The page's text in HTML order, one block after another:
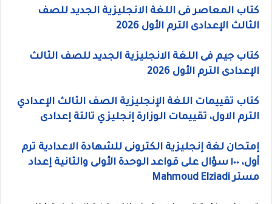
كتاب المعاصر فى اللغة الانجليزية الجديد للصف
الثالث الإعدادى الترم الأول 2026
كتاب جيم فى اللغة الانجليزية الجديد للصف الثالث
الإعدادى الترم الأول 2026
كتاب تقييمات اللغة الإنجليزية الصف الثالث الإعدادي
الترم الاول، تقييمات الوزارة إنجليزي تالتة إعدادى
إمتحان لغة إنجليزية الكترونى للشهادة الاعدادية ترم
أول، ١٠٠ سؤال على قواعد الوحدة الأولى والثانية إعداد
مستر Mahmoud Elziadi